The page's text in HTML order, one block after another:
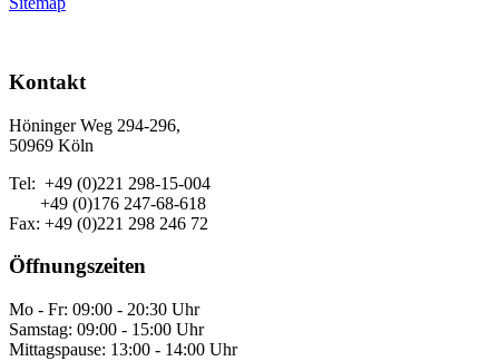
Kontakt
Höninger Weg 294-296,
50969 Köln
Tel: +49 (0)221 298-15-004
+49 (0)176 247-68-618
Fax: +49 (0)221 298 246 72
Öffnungszeiten
Mo - Fr: 09:00 - 20:30 Uhr
Samstag: 09:00 - 15:00 Uhr
Mittagspause: 13:00 - 14:00 Uhr